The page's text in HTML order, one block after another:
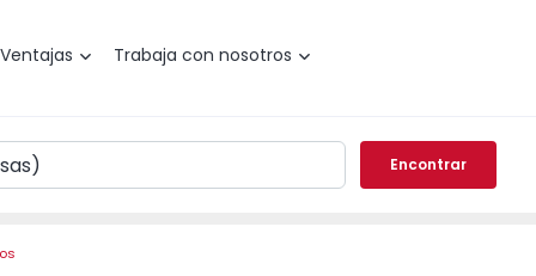
Ventajas Trabaja con nosotros
Encontrar